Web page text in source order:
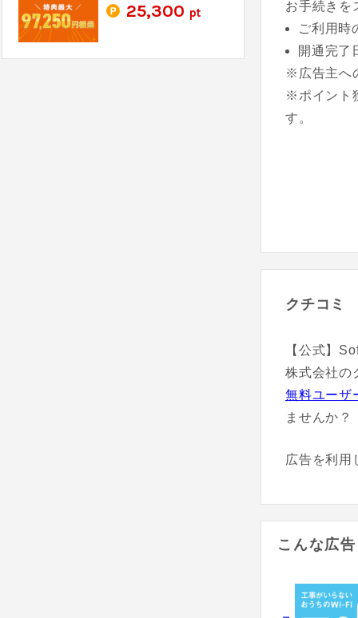
お手続きを
ご利用時
開通完了
※広告主へ
※ポイント
す。
クチコミ
【公式】
株式会社の
無料ユーザ
ませんか？
広告を利用
こんな広
25,300 pt